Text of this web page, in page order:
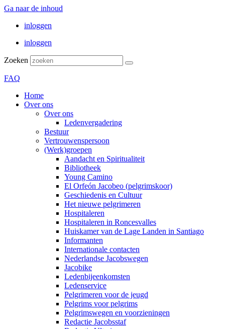
Ga naar de inhoud
inloggen
inloggen
Zoeken
FAQ
Home
Over ons
Over ons
Ledenvergadering
Bestuur
Vertrouwenspersoon
(Werk)groepen
Aandacht en Spiritualiteit
Bibliotheek
Young Camino
El Orfeón Jacobeo (pelgrimskoor)
Geschiedenis en Cultuur
Het nieuwe pelgrimeren
Hospitaleren
Hospitaleren in Roncesvalles
Huiskamer van de Lage Landen in Santiago
Informanten
Internationale contacten
Nederlandse Jacobswegen
Jacobike
Ledenbijeenkomsten
Ledenservice
Pelgrimeren voor de jeugd
Pelgrims voor pelgrims
Pelgrimswegen en voorzieningen
Redactie Jacobsstaf